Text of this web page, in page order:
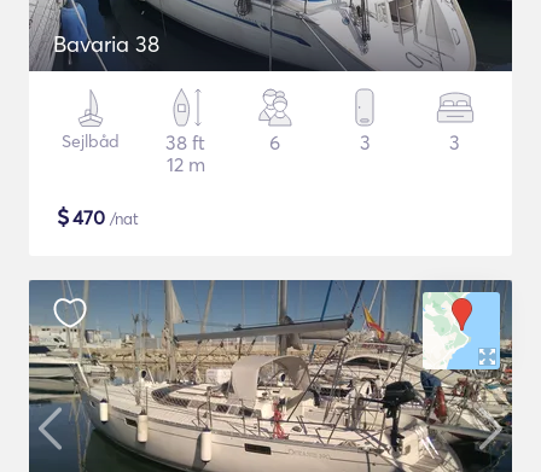
Bavaria 38
Sejlbåd
38 ft
12 m
6 3 3
$470 /nat